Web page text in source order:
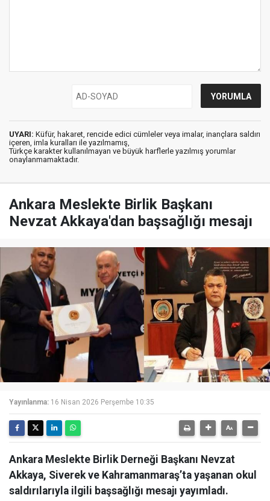
UYARI: Küfür, hakaret, rencide edici cümleler veya imalar, inançlara saldırı
içeren, imla kuralları ile yazılmamış,
Türkçe karakter kullanılmayan ve büyük harflerle yazılmış yorumlar
onaylanmamaktadır.
Ankara Meslekte Birlik Başkanı
Nevzat Akkaya'dan başsağlığı mesajı
Yayınlanma: 16 Nisan 2026 Perşembe 10:35
Ankara Meslekte Birlik Derneği Başkanı Nevzat
Akkaya, Siverek ve Kahramanmaraş’ta yaşanan okul
saldırılarıyla ilgili başsağlığı mesajı yayımladı.